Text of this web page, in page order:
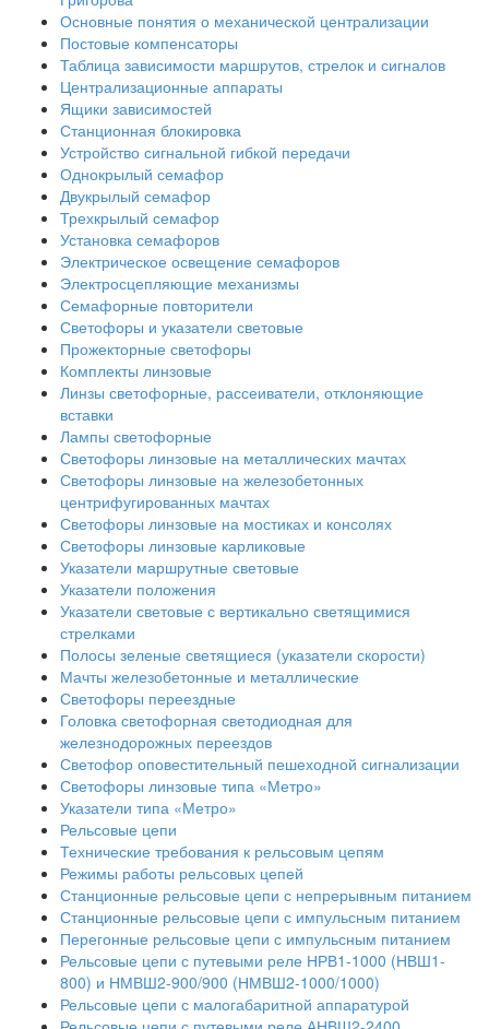
Основные понятия о механической централизации
Постовые компенсаторы
Таблица зависимости маршрутов, стрелок и сигналов
Централизационные аппараты
Ящики зависимостей
Станционная блокировка
Устройство сигнальной гибкой передачи
Однокрылый семафор
Двукрылый семафор
Трехкрылый семафор
Установка семафоров
Электрическое освещение семафоров
Электросцепляющие механизмы
Семафорные повторители
Светофоры и указатели световые
Прожекторные светофоры
Комплекты линзовые
Линзы светофорные, рассеиватели, отклоняющие
вставки
Лампы светофорные
Светофоры линзовые на металлических мачтах
Светофоры линзовые на железобетонных
центрифугированных мачтах
Светофоры линзовые на мостиках и консолях
Светофоры линзовые карликовые
Указатели маршрутные световые
Указатели положения
Указатели световые с вертикально светящимися
стрелками
Полосы зеленые светящиеся (указатели скорости)
Мачты железобетонные и металлические
Светофоры переездные
Головка светофорная светодиодная для
железнодорожных переездов
Светофор оповестительный пешеходной сигнализации
Светофоры линзовые типа «Метро»
Указатели типа «Метро»
Рельсовые цепи
Технические требования к рельсовым цепям
Режимы работы рельсовых цепей
Станционные рельсовые цепи с непрерывным питанием
Станционные рельсовые цепи с импульсным питанием
Перегонные рельсовые цепи с импульсным питанием
Рельсовые цепи с путевыми реле НРВ1-1000 (НВШ1-
800) и НМВШ2-900/900 (НМВШ2-1000/1000)
Рельсовые цепи с малогабаритной аппаратурой